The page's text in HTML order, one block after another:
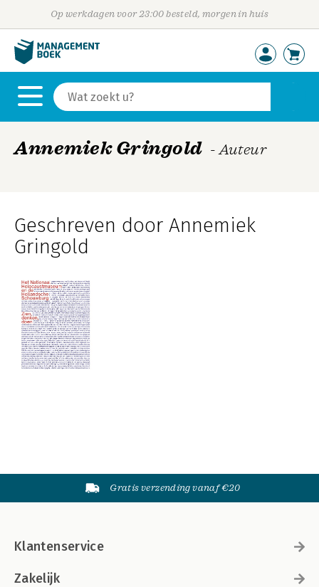
Op werkdagen voor 23:00 besteld, morgen in huis
Annemiek Gringold - Auteur
Geschreven door Annemiek
Gringold
Gratis verzending vanaf €20
Klantenservice
Zakelijk